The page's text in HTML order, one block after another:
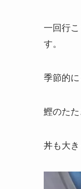
一回行
す。
季節的に
鰹のた
丼も大